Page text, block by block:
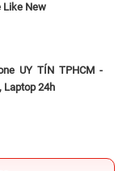
Like New
UY TÍN TPHCM -
Laptop 24h